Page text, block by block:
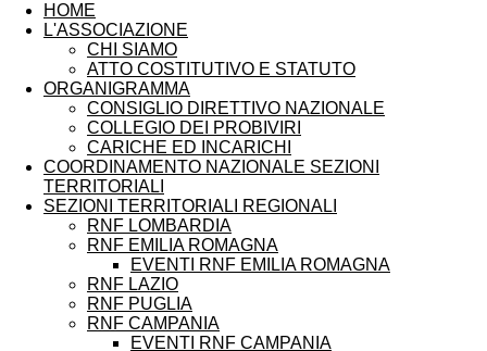
HOME
L'ASSOCIAZIONE
CHI SIAMO
ATTO COSTITUTIVO E STATUTO
ORGANIGRAMMA
CONSIGLIO DIRETTIVO NAZIONALE
COLLEGIO DEI PROBIVIRI
CARICHE ED INCARICHI
COORDINAMENTO NAZIONALE SEZIONI
TERRITORIALI
SEZIONI TERRITORIALI REGIONALI
RNF LOMBARDIA
RNF EMILIA ROMAGNA
EVENTI RNF EMILIA ROMAGNA
RNF LAZIO
RNF PUGLIA
RNF CAMPANIA
EVENTI RNF CAMPANIA